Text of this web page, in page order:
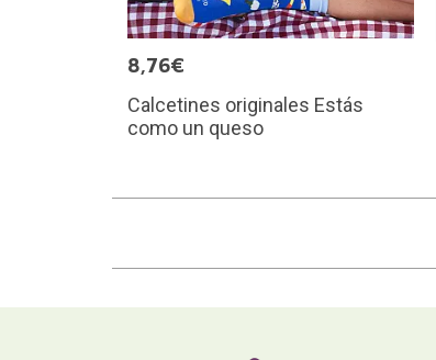
8,76€
Calcetines originales Estás
como un queso